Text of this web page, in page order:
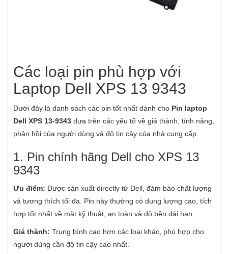
Các loại pin phù hợp với
Laptop Dell XPS 13 9343
Dưới đây là danh sách các pin tốt nhất dành cho Pin laptop
Dell XPS 13-9343 dựa trên các yếu tố về giá thành, tính năng,
phản hồi của người dùng và độ tin cậy của nhà cung cấp.
1. Pin chính hãng Dell cho XPS 13
9343
Ưu điểm: Được sản xuất directly từ Dell, đảm bảo chất lượng
và tương thích tối đa. Pin này thường có dung lượng cao, tích
hợp tốt nhất về mặt kỹ thuật, an toàn và độ bền dài hạn.
Giá thành: Trung bình cao hơn các loại khác, phù hợp cho
người dùng cần độ tin cậy cao nhất.